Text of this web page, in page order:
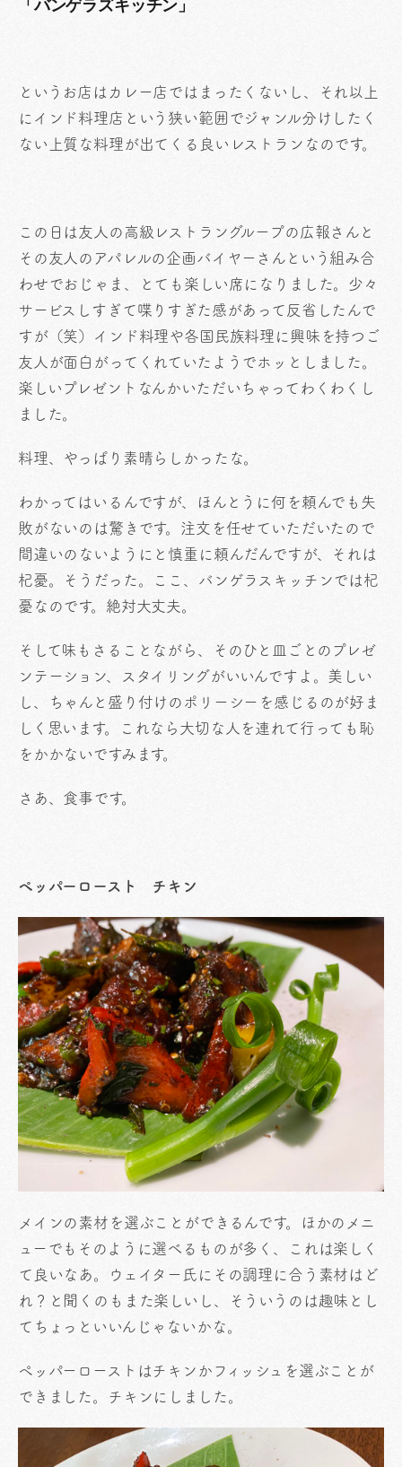
「バンゲラズキッチン」
というお店はカレー店ではまったくないし、それ以上
にインド料理店という狭い範囲でジャンル分けしたく
ない上質な料理が出てくる良いレストランなのです。
この日は友人の高級レストラングループの広報さんと
その友人のアパレルの企画バイヤーさんという組み合
わせでおじゃま、とても楽しい席になりました。少々
サービスしすぎて喋りすぎた感があって反省したんで
すが（笑）インド料理や各国民族料理に興味を持つご
友人が面白がってくれていたようでホッとしました。
楽しいプレゼントなんかいただいちゃってわくわくし
ました。
料理、やっぱり素晴らしかったな。
わかってはいるんですが、ほんとうに何を頼んでも失
敗がないのは驚きです。注文を任せていただいたので
間違いのないようにと慎重に頼んだんですが、それは
杞憂。そうだった。ここ、バンゲラスキッチンでは杞
憂なのです。絶対大丈夫。
そして味もさることながら、そのひと皿ごとのプレゼ
ンテーション、スタイリングがいいんですよ。美しい
し、ちゃんと盛り付けのポリーシーを感じるのが好ま
しく思います。これなら大切な人を連れて行っても恥
をかかないですみます。
さあ、食事です。
ペッパーロースト チキン
メインの素材を選ぶことができるんです。ほかのメニ
ューでもそのように選べるものが多く、これは楽しく
て良いなあ。ウェイター氏にその調理に合う素材はど
れ？と聞くのもまた楽しいし、そういうのは趣味とし
てちょっといいんじゃないかな。
ペッパーローストはチキンかフィッシュを選ぶことが
できました。チキンにしました。